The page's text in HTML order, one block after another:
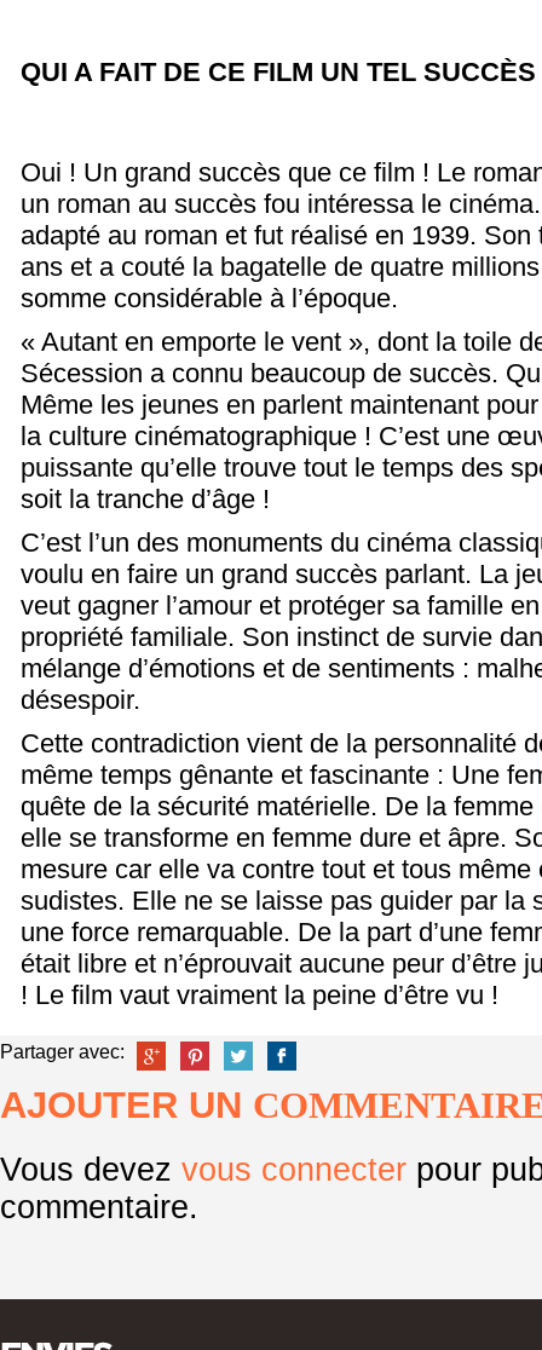
QUI A FAIT DE CE FILM UN TEL
Oui ! Un grand succès que ce film ! Le
un roman au succès fou intéressa le
adapté au roman et fut réalisé en 1939.
ans et a couté la bagatelle de quatre
somme considérable à l’époque.
« Autant en emporte le vent », dont la toile
Sécession a connu beaucoup de succès.
Même les jeunes en parlent maintenant
la culture cinématographique ! C’est une
puissante qu’elle trouve tout le temps des
soit la tranche d’âge !
C’est l’un des monuments du cinéma
voulu en faire un grand succès parlant. La
veut gagner l’amour et protéger sa famille
propriété familiale. Son instinct de survie
mélange d’émotions et de sentiments :
désespoir.
Cette contradiction vient de la personnalité
même temps gênante et fascinante : Une
quête de la sécurité matérielle. De la
elle se transforme en femme dure et âpre.
mesure car elle va contre tout et tous
sudistes. Elle ne se laisse pas guider par la
une force remarquable. De la part d’une
était libre et n’éprouvait aucune peur d’être
! Le film vaut vraiment la peine d’être vu !
Partager avec:
AJOUTER UN
Vous devez vous connecter pour
commentaire.